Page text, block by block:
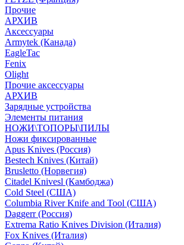
Прочие
АРХИВ
Аксессуары
Armytek (Канада)
EagleTac
Fenix
Olight
Прочие аксессуары
АРХИВ
Зарядные устройства
Элементы питания
НОЖИ\ТОПОРЫ\ПИЛЫ
Ножи фиксированные
Apus Knives (Россия)
Bestech Knives (Китай)
Brusletto (Норвегия)
Citadel Knivesl (Камбоджа)
Cold Steel (США)
Columbia River Knife and Tool (США)
Daggerr (Россия)
Extrema Ratio Knives Division (Италия)
Fox Knives (Италия)